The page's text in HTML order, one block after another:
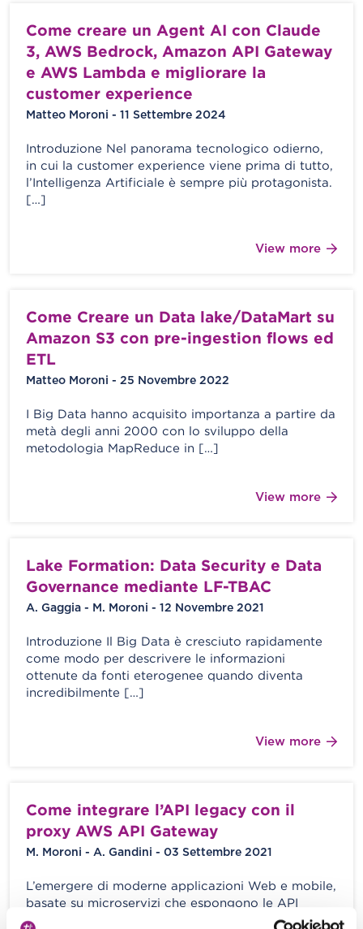
Come creare un Agent AI con Claude
3, AWS Bedrock, Amazon API Gateway
e AWS Lambda e migliorare la
customer experience
Matteo Moroni - 11 Settembre 2024
Introduzione Nel panorama tecnologico odierno,
in cui la customer experience viene prima di tutto,
l’Intelligenza Artificiale è sempre più protagonista.
[…]
View more
Come Creare un Data lake/DataMart su
Amazon S3 con pre-ingestion flows ed
ETL
Matteo Moroni - 25 Novembre 2022
I Big Data hanno acquisito importanza a partire da
metà degli anni 2000 con lo sviluppo della
metodologia MapReduce in […]
View more
Lake Formation: Data Security e Data
Governance mediante LF-TBAC
A. Gaggia - M. Moroni - 12 Novembre 2021
Introduzione Il Big Data è cresciuto rapidamente
come modo per descrivere le informazioni
ottenute da fonti eterogenee quando diventa
incredibilmente […]
View more
Come integrare l’API legacy con il
proxy AWS API Gateway
M. Moroni - A. Gandini - 03 Settembre 2021
L’emergere di moderne applicazioni Web e mobile,
basate su microservizi che espongono le API
HTTP, ha evidenziato la necessità di […]